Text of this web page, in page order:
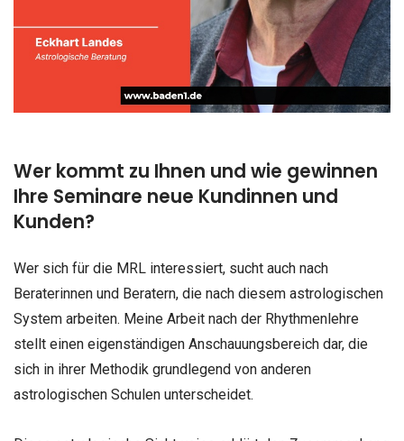
Wer kommt zu Ihnen und wie gewinnen
Ihre Seminare neue Kundinnen und
Kunden?
Wer sich für die MRL interessiert, sucht auch nach
Beraterinnen und Beratern, die nach diesem astrologischen
System arbeiten. Meine Arbeit nach der Rhythmenlehre
stellt einen eigenständigen Anschauungsbereich dar, die
sich in ihrer Methodik grundlegend von anderen
astrologischen Schulen unterscheidet.